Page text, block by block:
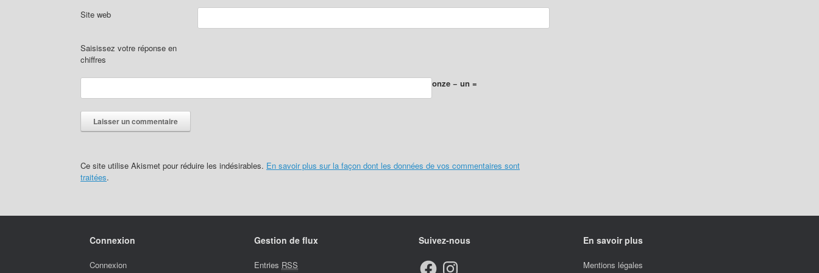
Site web
Saisissez votre réponse en
chiffres
onze − un =
Ce site utilise Akismet pour réduire les indésirables. En savoir plus sur la façon dont les données de vos commentaires sont
traitées.
Connexion
Connexion
Gestion de flux
Entries RSS
Suivez-nous
FacebookInstagram
En savoir plus
Mentions légales